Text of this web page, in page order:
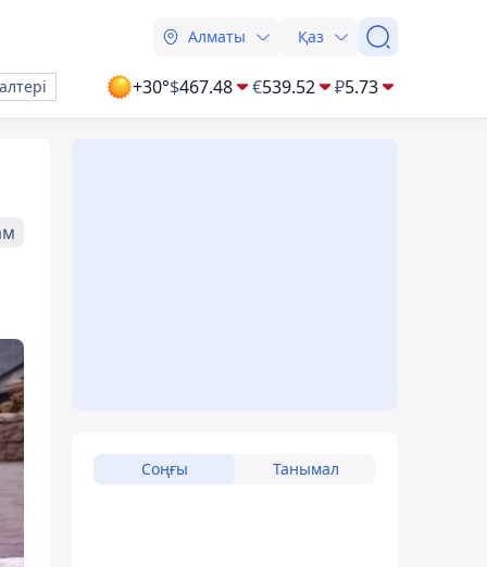
Алматы Қаз
+30°$467.48 €539.52 ₽5.73
Соңғы Танымал